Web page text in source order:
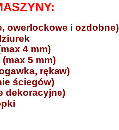
owerlockowe i ozdobne)
4 mm)
5 mm)
rękaw)
ściegów)
dekoracyjne)